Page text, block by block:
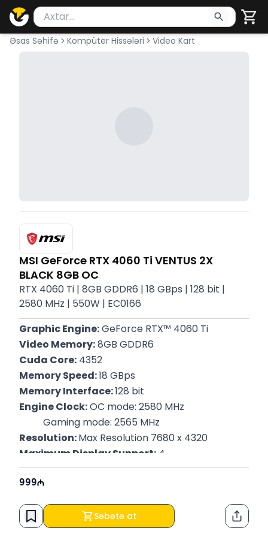
Məhsul axtar
Axtarış üçün ən azı 2 simvol yazın. Göndərmək
Əsas Səhifə Kompüter Hissələri Video Kart
MSI GeForce RTX 4060 Ti VENTUS 2X
BLACK 8GB OC
RTX 4060 Ti | 8GB GDDR6 | 18 GBps | 128 bit |
2580 MHz | 550W | EC0166
Graphic Engine: GeForce RTX™ 4060 Ti
Video Memory: 8GB GDDR6
Cuda Core: 4352
Memory Speed: 18 GBps
Memory Interface: 128 bit
Engine Clock: OC mode: 2580 MHz
Gaming mode: 2565 MHz
Resolution: Max Resolution 7680 x 4320
Maximum Display Support: 4
Recommended PSU: 550W
Power Connectors:
999
Səbətə at